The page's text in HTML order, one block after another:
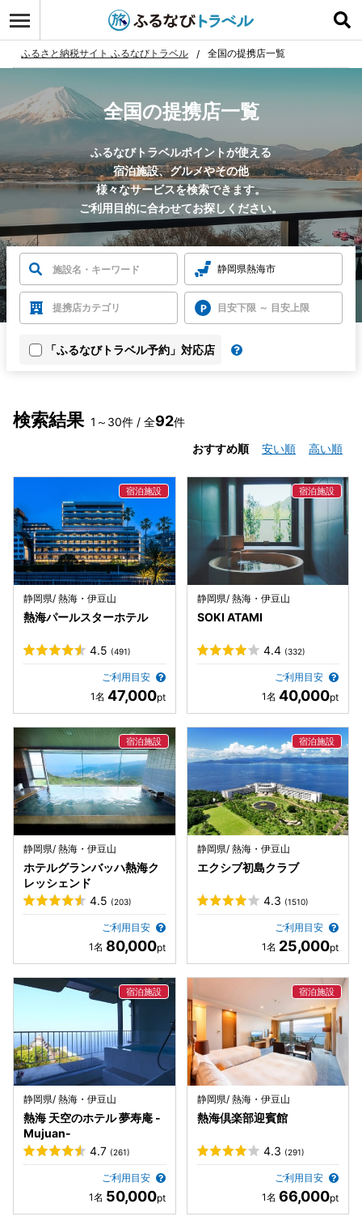
ふるさと納税サイト ふるなびトラベル 全国の提携店一覧
全国の提携店一覧
ふるなびトラベルポイントが使える
宿泊施設、グルメやその他
様々なサービスを検索できます。
ご利用目的に合わせてお探しください。
静岡県熱海市
提携店カテゴリ 目安下限 ～ 目安上限
「ふるなびトラベル予約」対応店
検索結果 1～30件 / 全92件
おすすめ順
安い順 高い順
静岡県/ 熱海・伊豆山
熱海パールスターホテル
4.5 (491)
ご利用目安
47,000
静岡県/ 熱海・伊豆山
SOKI ATAMI
4.4 (332)
ご利用目安
40,000
静岡県/ 熱海・伊豆山
ホテルグランバッハ熱海ク
レッシェンド
4.5 (203)
ご利用目安
80,000
静岡県/ 熱海・伊豆山
エクシブ初島クラブ
4.3 (1510)
ご利用目安
25,000
静岡県/ 熱海・伊豆山
熱海 天空のホテル 夢寿庵 -
Mujuan-
4.7 (261)
ご利用目安
50,000
静岡県/ 熱海・伊豆山
熱海倶楽部迎賓館
4.3 (291)
ご利用目安
66,000